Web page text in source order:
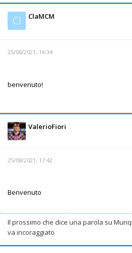
Cl ClaMCM
25/08/2021, 16:34
benvenuto!
ValerioFiori
25/08/2021, 17:42
Benvenuto
Il prossimo che dice una parola su
va incoraggiato